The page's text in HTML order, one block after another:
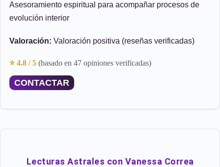
Asesoramiento espiritual para acompañar procesos de
evolución interior
Valoración: Valoración positiva (reseñas verificadas)
⭐ 4.8 / 5 (basado en 47 opiniones verificadas)
CONTACTAR
Lecturas Astrales con Vanessa Correa